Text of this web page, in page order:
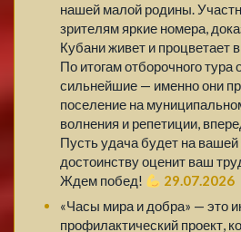
нашей малой родины.
зрителям яркие номера,
Кубани живет и процветает
По итогам отборочного тура
сильнейшие — именно они
поселение на
волнения и репетиции,
Пусть удача будет на
достоинству оценит ваш
Ждем побед!
29.07.2026
«Часы мира и добра» — это
профилактический проект,